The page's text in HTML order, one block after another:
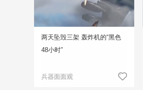
两天坠毁三架 轰炸机的“黑色
48小时”
兵器面面观